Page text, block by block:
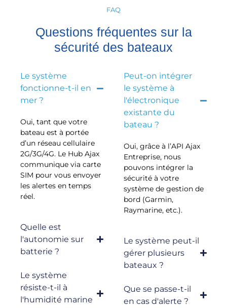
FAQ
Questions fréquentes sur la
sécurité des bateaux
Le système
fonctionne-t-il en
mer ?
Oui, tant que votre
bateau est à portée
d’un réseau cellulaire
2G/3G/4G. Le Hub Ajax
communique via carte
SIM pour vous envoyer
les alertes en temps
réel.
Quelle est
l'autonomie sur
batterie ?
Le système
résiste-t-il à
l'humidité marine
Peut-on intégrer
le système à
l'électronique
existante du
bateau ?
Oui, grâce à l’API Ajax
Entreprise, nous
pouvons intégrer la
sécurité à votre
système de gestion de
bord (Garmin,
Raymarine, etc.).
Le système peut-il
gérer plusieurs
bateaux ?
Que se passe-t-il
en cas d'alerte ?